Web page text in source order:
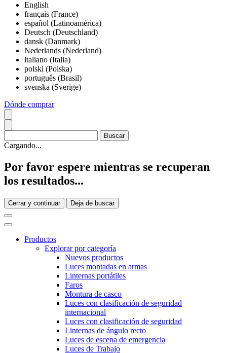
English
français (France)
español (Latinoamérica)
Deutsch (Deutschland)
dansk (Danmark)
Nederlands (Nederland)
italiano (Italia)
polski (Polska)
português (Brasil)
svenska (Sverige)
Dónde comprar
Cargando...
Por favor espere mientras se recuperan
los resultados...
Cerrar y continuar Deja de buscar
Productos
Explorar por categoría
Nuevos productos
Luces montadas en armas
Linternas portátiles
Faros
Montura de casco
Luces con clasificación de seguridad
internacional
Luces con clasificación de seguridad
Linternas de ángulo recto
Luces de escena de emergencia
Luces de Trabajo